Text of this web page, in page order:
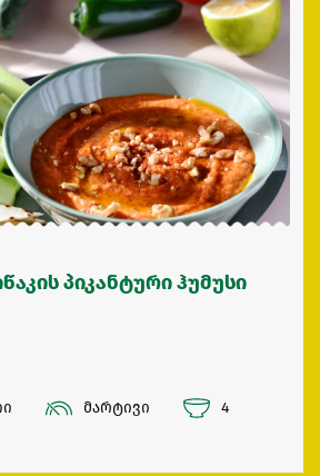
პიკანტური ჰუმუსი
მარტივი 4